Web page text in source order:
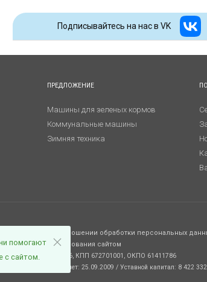
Подписывайтесь на наc в VK
ПРЕДЛОЖЕНИЕ
Машины для зеленых кормов
Коммунальные машины
Зимняя техника
Политика в отношении обработки персональных
Условия пользования сайтом
ИНН 6727020466, КПП 672701001, ОКПО 61411786
Постановка на учет: 25.09.2009 / Уставной капитал: 8 422
помогают
с сайтом.